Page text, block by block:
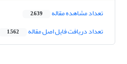
تعداد مشاهده مقاله 2,639
تعداد دریافت فایل اصل مقاله 1,562